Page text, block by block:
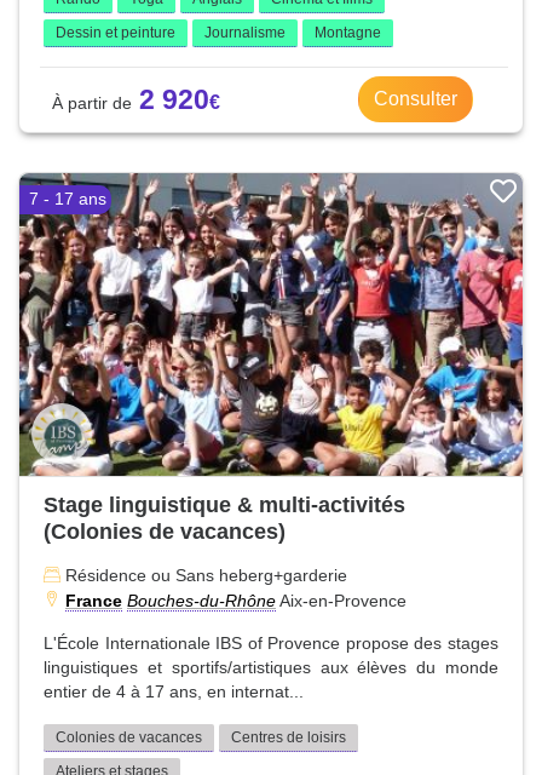
Dessin et peinture
Journalisme Montagne
2 920 Consulter
7 - 17 ans
Stage linguistique & multi-activités
(Colonies de vacances)
Résidence ou Sans heberg+garderie
France Bouches-du-RhôneAix-en-Provence
L'École Internationale IBS of Provence propose des stages
linguistiques et sportifs/artistiques aux élèves du monde
entier de 4 à 17 ans, en internat...
Colonies de vacances
Centres de loisirs
Ateliers et stages